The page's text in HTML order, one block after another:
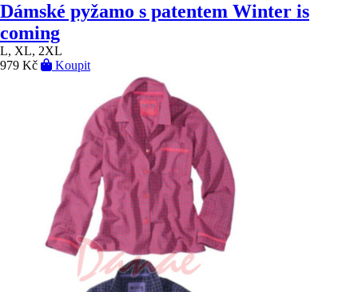
Dámské pyžamo s patentem Winter is
coming
L, XL, 2XL
979 Kč
Koupit